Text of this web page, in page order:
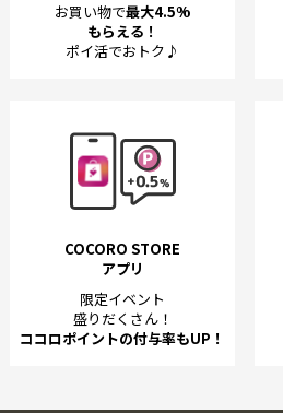
お買い物で最大4.5%
もらえる！
ポイ活でおトク♪
COCORO STORE
アプリ
限定イベント
盛りだくさん！
ココロポイントの付与率もUP！